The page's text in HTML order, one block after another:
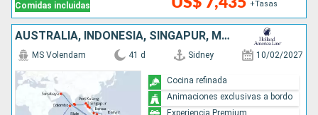
Comidas incluidas +Tasas
AUSTRALIA, INDONESIA, SINGAPUR, MALASIA, TAILANDIA, SRI LANKA, MALDIVAS, MAURICE, FRANCIA, SUDAFRICA
MS Volendam 41 d Sidney 10/02/2027
Cocina refinada
Animaciones exclusivas a bordo
Experiencia Premium